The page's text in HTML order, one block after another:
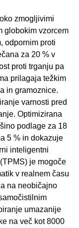
zmogljivimi
globokim vzorcem
odpornim proti
za 20 % v
proti trganju pa
prilagaja težkim
in gramoznice.
varnosti pred
Optimizirana
podlage za 18
5 % in dokazuje
inteligentni
je mogoče
v realnem času
na neobičajno
umazanije
na več kot 8000